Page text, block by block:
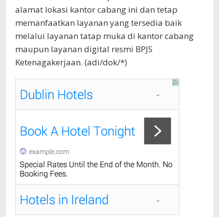
alamat lokasi kantor cabang ini dan tetap
memanfaatkan layanan yang tersedia baik
melalui layanan tatap muka di kantor cabang
maupun layanan digital resmi BPJS
Ketenagakerjaan. (adi/dok/*)